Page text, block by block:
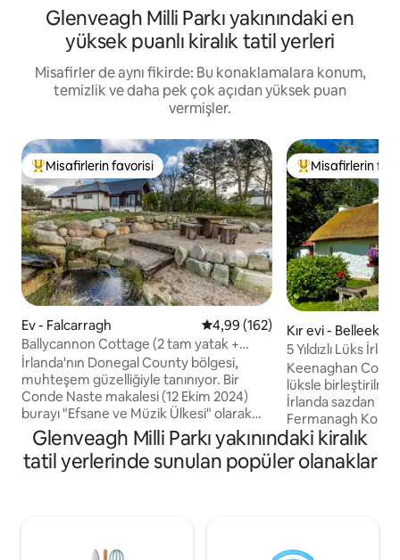
Glenveagh Milli Parkı yakınındaki en
yüksek puanlı kiralık tatil yerleri
Misafirler de aynı fikirde: Bu konaklamalara konum,
temizlik ve daha pek çok açıdan yüksek puan
vermişler.
Misafirlerin favorilerinden en beğenilenler arasında
Misafirlerin favorisi
Ev - Falcarragh 5 üzerinden ortalama 4,99
4,99 (162)
Ballycannon Cottage (2 tam yatak +
çekyat)
İrlanda'nın Donegal County bölgesi,
muhteşem güzelliğiyle tanınıyor. Bir
Conde Naste makalesi (12 Ekim 2024)
burayı "Efsane ve Müzik Ülkesi" olarak
adlandırıyor. National Geographic burayı
"2017'de Gezegendeki En Havalı Yer"
olarak adlandırdı ve biz de aynı fikirdeyiz!
Wild Atlantic Way'e birkaç dakika
Misafirlerin
Misafirlerin
Kır evi - Belleek
5 Yıldızlı Lüks
İrlanda
Keenaghan
lüksle
İrlanda sazdan
Fermanagh
şekilde
Kontluğu'na bir
İrlanda'nın pastoral
donanımlıdır -
Glenveagh Milli Parkı yakınındaki kiralık
tatil yerlerinde sunulan popüler olanaklar